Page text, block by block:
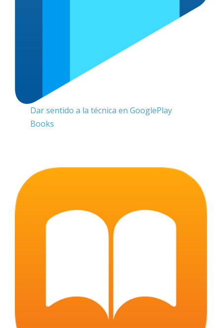
Dar sentido a la técnica en GooglePlay
Books